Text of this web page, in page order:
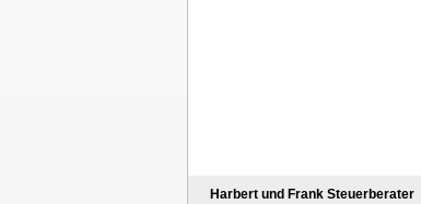
Harbert und Frank Steuerberater